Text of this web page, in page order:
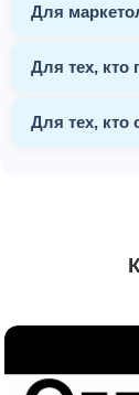
Для
Для тех, кто
Для тех, кто